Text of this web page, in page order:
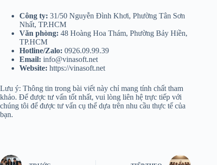
Công ty: 31/50 Nguyễn Đình Khơi, Phường Tân Sơn
Nhất, TP.HCM
Văn phòng: 48 Hoàng Hoa Thám, Phường Bảy Hiền,
TP.HCM
Hotline/Zalo: 0926.09.99.39
Email: info@vinasoft.net
Website: https://vinasoft.net
Lưu ý: Thông tin trong bài viết này chỉ mang tính chất tham
khảo. Để được tư vấn tốt nhất, vui lòng liên hệ trực tiếp với
chúng tôi để được tư vấn cụ thể dựa trên nhu cầu thực tế của
bạn.